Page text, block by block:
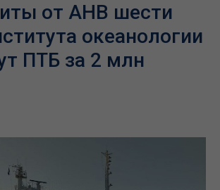
от АНВ шести
океанологии
ПТБ за 2 млн